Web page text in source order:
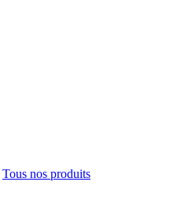
Tous nos produits